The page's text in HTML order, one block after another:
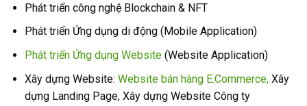
Phát triển công nghệ Blockchain & NFT
Phát triển Ứng dụng di động (Mobile Application)
Phát triển Ứng dụng Website(Website Application)
Xây dựng Website: Website bán hàng E.Commerce,Xây
dựng Landing Page, Xây dựng Website Công ty